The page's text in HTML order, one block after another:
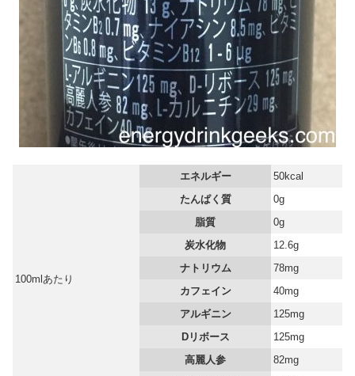
100mlあたり
エネルギー
50kcal
たんぱく質
0g
脂質
0g
炭水化物
12.6g
ナトリウム
78mg
カフェイン
40mg
アルギニン
125mg
Dリボース
125mg
高麗人参
82mg